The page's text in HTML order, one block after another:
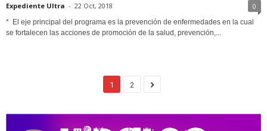
Expediente Ultra - 22 Oct, 2018 0
* El eje principal del programa es la prevención de enfermedades en la cual
se fortalecen las acciones de promoción de la salud, prevención,...
1 2